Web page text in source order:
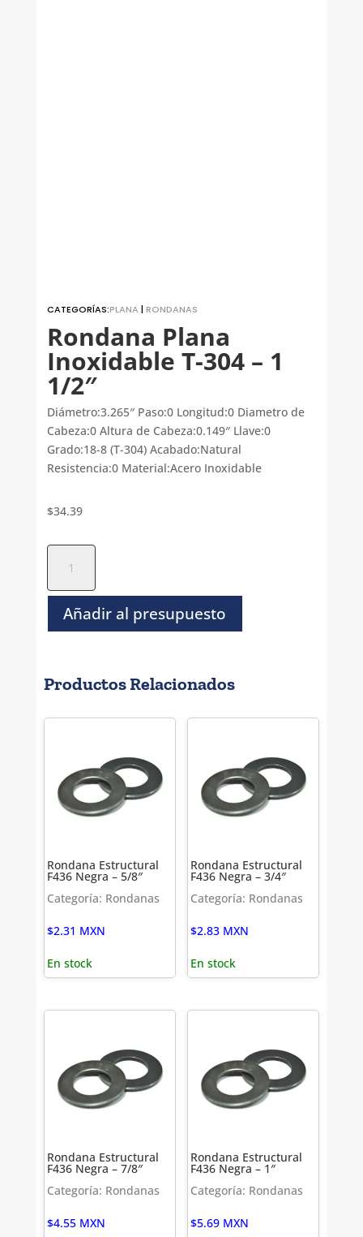
CATEGORÍAS:PLANA |RONDANAS
Rondana Plana
Inoxidable T-304 – 1
1/2″
Diámetro:3.265″ Paso:0 Longitud:0 Diametro de
Cabeza:0 Altura de Cabeza:0.149″ Llave:0
Grado:18-8 (T-304) Acabado:Natural
Resistencia:0 Material:Acero Inoxidable
$34.39
Plana
Inoxidable
304
1/2"
Añadir al presupuesto
Productos Relacionados
Rondana Estructural
F436 Negra – 5/8″
Categoría: Rondanas
$2.31 MXN
En stock
Rondana Estructural
F436 Negra – 3/4″
Categoría: Rondanas
$2.83 MXN
En stock
Rondana Estructural
F436 Negra – 7/8″
Categoría: Rondanas
$4.55 MXN
Rondana Estructural
F436 Negra – 1″
Categoría: Rondanas
$5.69 MXN